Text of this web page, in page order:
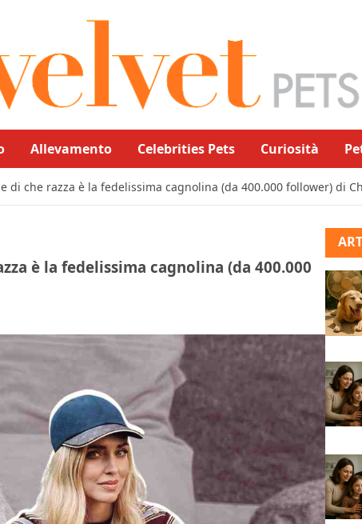
Allevamento Celebrities Pets Curiosità
di che razza è la fedelissima cagnolina (da 400.000 follower) di
è la fedelissima cagnolina (da 400.000